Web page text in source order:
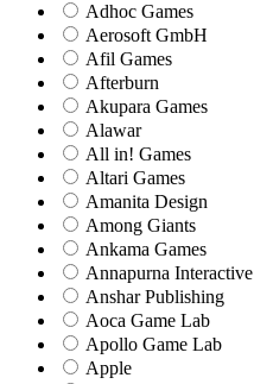
Adhoc Games
Aerosoft GmbH
Afil Games
Afterburn
Akupara Games
Alawar
All in! Games
Altari Games
Amanita Design
Among Giants
Ankama Games
Annapurna Interactive
Anshar Publishing
Aoca Game Lab
Apollo Game Lab
Apple